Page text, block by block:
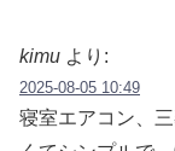
kimu より:
2025-08-05 10:49
寝室エアコン、